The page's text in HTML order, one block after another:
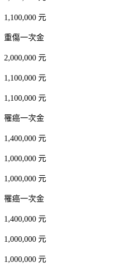
1,100,000 元
重傷一次金
2,000,000 元
1,100,000 元
1,100,000 元
罹癌一次金
1,400,000 元
1,000,000 元
1,000,000 元
罹癌一次金
1,400,000 元
1,000,000 元
1,000,000 元